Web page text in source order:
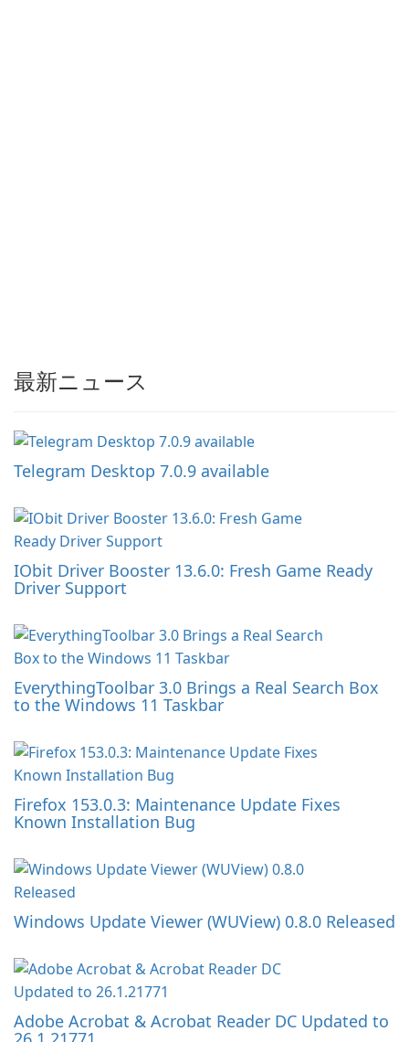
最新ニュース
Telegram Desktop 7.0.9 available
IObit Driver Booster 13.6.0: Fresh Game Ready
Driver Support
EverythingToolbar 3.0 Brings a Real Search Box
to the Windows 11 Taskbar
Firefox 153.0.3: Maintenance Update Fixes
Known Installation Bug
Windows Update Viewer (WUView) 0.8.0 Released
Adobe Acrobat & Acrobat Reader DC Updated to